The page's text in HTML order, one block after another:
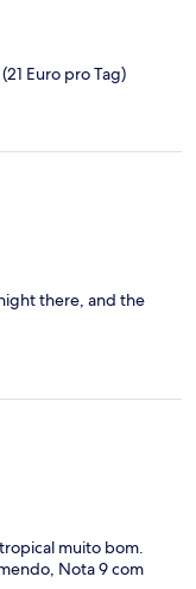
Euro pro Tag)
there, and the
muito bom.
Nota 9 com